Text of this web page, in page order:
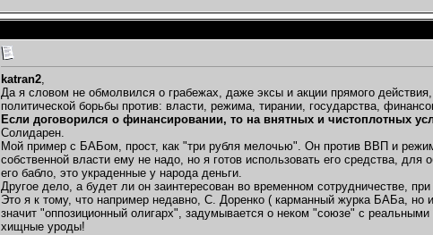
katran2,
Да я словом не обмолвился о грабежах, даже эксы и акции прямого
политической борьбы против: власти, режима, тирании, государства,
Если договорился о финансировании, то на внятных и чистоплотных
Солидарен.
Мой пример с БАБом, прост, как "три рубля мелочью". Он против ВВП и
собственной власти ему не надо, но я готов использовать его средства,
его бабло, это украденные у народа деньги.
Другое дело, а будет ли он заинтересован во временном сотрудничестве,
Это я к тому, что например недавно, С. Доренко ( карманный журка БАБа, но
значит "оппозиционный олигарх", задумывается о неком "союзе" с
хищные уроды!